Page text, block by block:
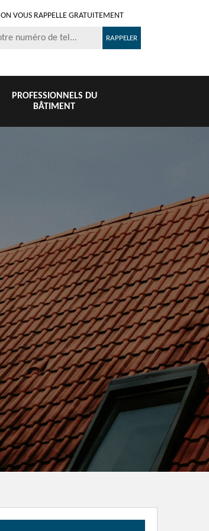
ON VOUS RAPPELLE GRATUITEMENT
PROFESSIONNELS DU
BÂTIMENT
tuile et
76